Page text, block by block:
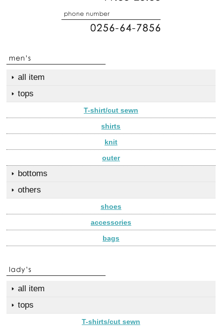
all item
tops
T-shirt/cut sewn
shirts
knit
outer
bottoms
others
shoes
accessories
bags
all item
tops
T-shirts/cut sewn